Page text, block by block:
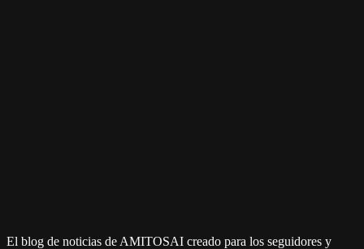
El blog de noticias de AMITOSAI creado para los seguidores y